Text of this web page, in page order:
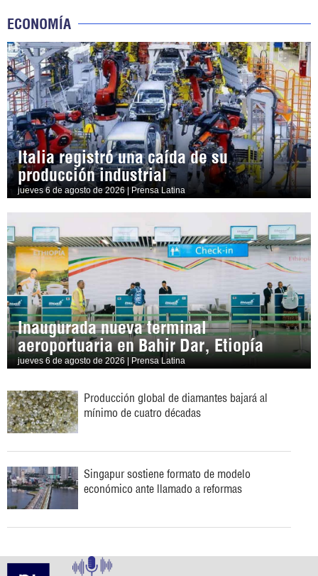
ECONOMÍA
Italia registró una caída de su
producción industrial
jueves 6 de agosto de 2026 | Prensa Latina
Inaugurada nueva terminal
aeroportuaria en Bahir Dar, Etiopía
jueves 6 de agosto de 2026 | Prensa Latina
Producción global de diamantes bajará al
mínimo de cuatro décadas
Singapur sostiene formato de modelo
económico ante llamado a reformas